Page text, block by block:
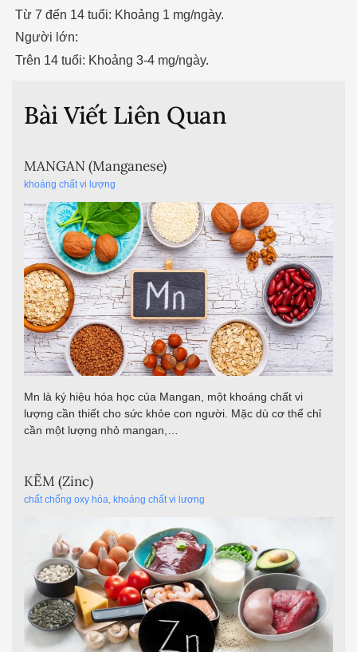
Từ 7 đến 14 tuổi: Khoảng 1 mg/ngày.
Người lớn:
Trên 14 tuổi: Khoảng 3-4 mg/ngày.
Bài Viết Liên Quan
MANGAN (Manganese)
khoáng chất vi lượng
Mn là ký hiệu hóa học của Mangan, một khoáng chất vi
lượng cần thiết cho sức khỏe con người. Mặc dù cơ thể chỉ
cần một lượng nhỏ mangan,…
KẼM (Zinc)
chất chống oxy hóa, khoáng chất vi lượng